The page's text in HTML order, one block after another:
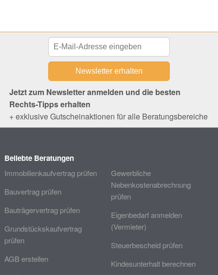
Jetzt zum Newsletter anmelden und die besten
Rechts-Tipps erhalten
+ exklusive Gutscheinaktionen für alle Beratungsbereiche
Beliebte Beratungen
Immobilienkaufvertrag prüfen
Bauvertrag prüfen
Bauträgervertrag prüfen
Grundstückskaufvertrag
prüfen
AGB erstellen
Gewerbliche
Nebenkostenabrechnung
prüfen
Eigenbedarf anmelden
(Vermieter)
Steuerbescheid prüfen
Kindesunterhalt berechnen